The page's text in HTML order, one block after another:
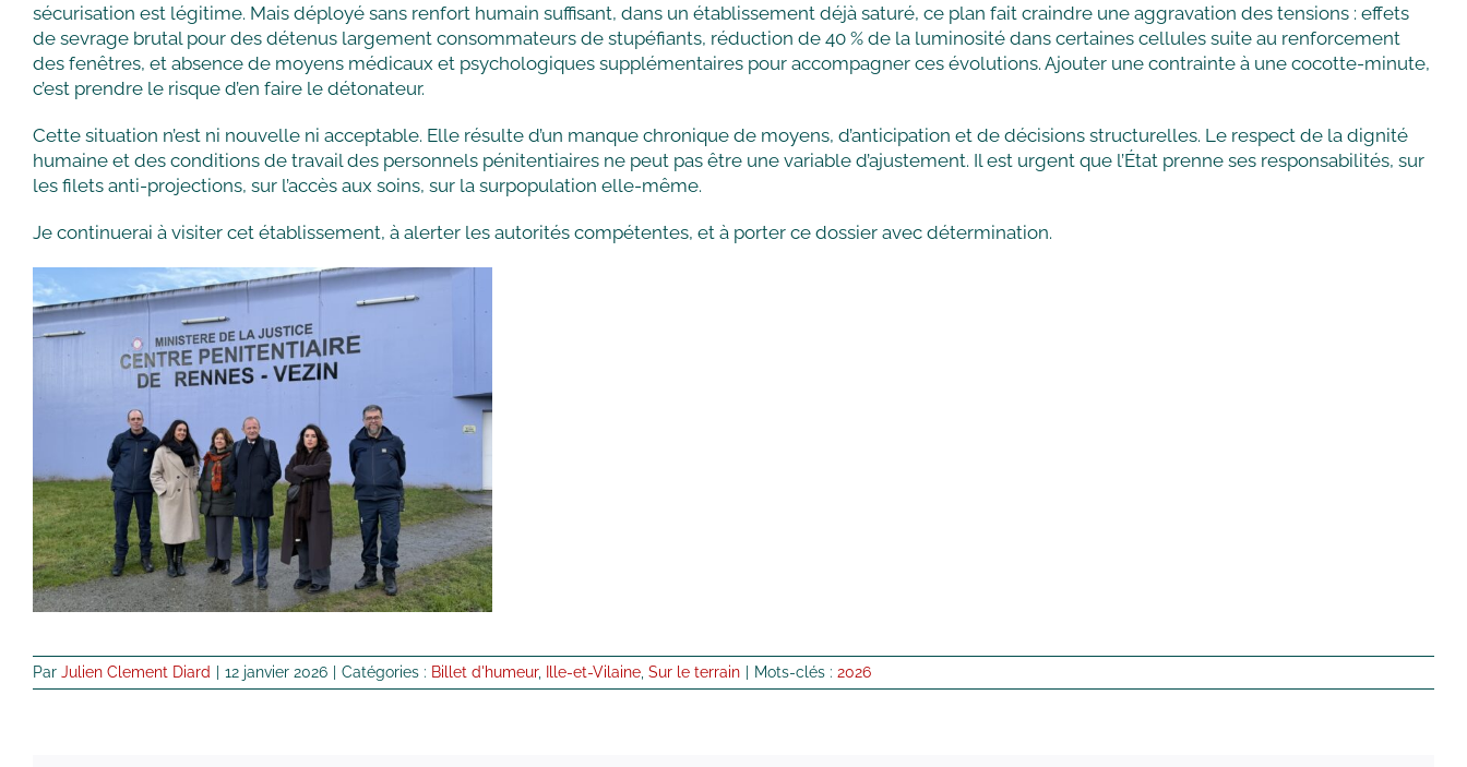
sécurisation est légitime. Mais déployé sans renfort humain suffisant, dans un établissement déjà saturé, ce plan fait craindre une aggravation des tensions : effets
de sevrage brutal pour des détenus largement consommateurs de stupéfiants, réduction de 40 % de la luminosité dans certaines cellules suite au renforcement
des fenêtres, et absence de moyens médicaux et psychologiques supplémentaires pour accompagner ces évolutions. Ajouter une contrainte à une cocotte-minute,
c’est prendre le risque d’en faire le détonateur.
Cette situation n’est ni nouvelle ni acceptable. Elle résulte d’un manque chronique de moyens, d’anticipation et de décisions structurelles. Le respect de la dignité
humaine et des conditions de travail des personnels pénitentiaires ne peut pas être une variable d’ajustement. Il est urgent que l’État prenne ses responsabilités, sur
les filets anti-projections, sur l’accès aux soins, sur la surpopulation elle-même.
Je continuerai à visiter cet établissement, à alerter les autorités compétentes, et à porter ce dossier avec détermination.
Par Julien Clement Diard 12 janvier 2026 Catégories : Billet d'humeur, Ille-et-Vilaine Sur le terrain Mots-clés : 2026